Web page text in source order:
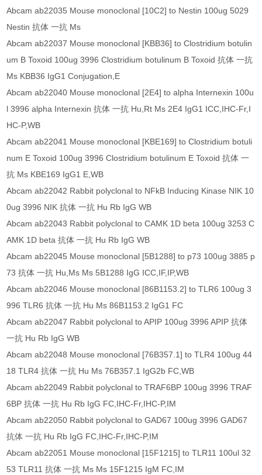
Abcam ab22035 Mouse monoclonal [10C2] to Nestin 100ug 5029
Nestin 抗体 一抗 Ms
Abcam ab22037 Mouse monoclonal [KBB36] to Clostridium botulin
um B Toxoid 100ug 3996 Clostridium botulinum B Toxoid 抗体 一抗
Ms KBB36 IgG1 Conjugation,E
Abcam ab22040 Mouse monoclonal [2E4] to alpha Internexin 100u
l 3996 alpha Internexin 抗体 一抗 Hu,Rt Ms 2E4 IgG1 ICC,IHC-Fr,I
HC-P,WB
Abcam ab22041 Mouse monoclonal [KBE169] to Clostridium botuli
num E Toxoid 100ug 3996 Clostridium botulinum E Toxoid 抗体 一
抗 Ms KBE169 IgG1 E,WB
Abcam ab22042 Rabbit polyclonal to NFkB Inducing Kinase NIK 10
0ug 3996 NIK 抗体 一抗 Hu Rb IgG WB
Abcam ab22043 Rabbit polyclonal to CAMK 1D beta 100ug 3253 C
AMK 1D beta 抗体 一抗 Hu Rb IgG WB
Abcam ab22045 Mouse monoclonal [5B1288] to p73 100ug 3885 p
73 抗体 一抗 Hu,Ms Ms 5B1288 IgG ICC,IF,IP,WB
Abcam ab22046 Mouse monoclonal [86B1153.2] to TLR6 100ug 3
996 TLR6 抗体 一抗 Hu Ms 86B1153.2 IgG1 FC
Abcam ab22047 Rabbit polyclonal to APIP 100ug 3996 APIP 抗体
一抗 Hu Rb IgG WB
Abcam ab22048 Mouse monoclonal [76B357.1] to TLR4 100ug 44
18 TLR4 抗体 一抗 Hu Ms 76B357.1 IgG2b FC,WB
Abcam ab22049 Rabbit polyclonal to TRAF6BP 100ug 3996 TRAF
6BP 抗体 一抗 Hu Rb IgG FC,IHC-Fr,IHC-P,IM
Abcam ab22050 Rabbit polyclonal to GAD67 100ug 3996 GAD67
抗体 一抗 Hu Rb IgG FC,IHC-Fr,IHC-P,IM
Abcam ab22051 Mouse monoclonal [15F1215] to TLR11 100ul 32
53 TLR11 抗体 一抗 Ms Ms 15F1215 IgM FC,IM